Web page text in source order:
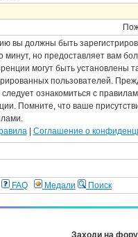
вы должны быть
минут, но предоставляет вам
могут быть установлены
пользователей.
ознакомиться с
Помните, что ваше
| Соглашение о
FAQ Медали Поиск
Заходи на